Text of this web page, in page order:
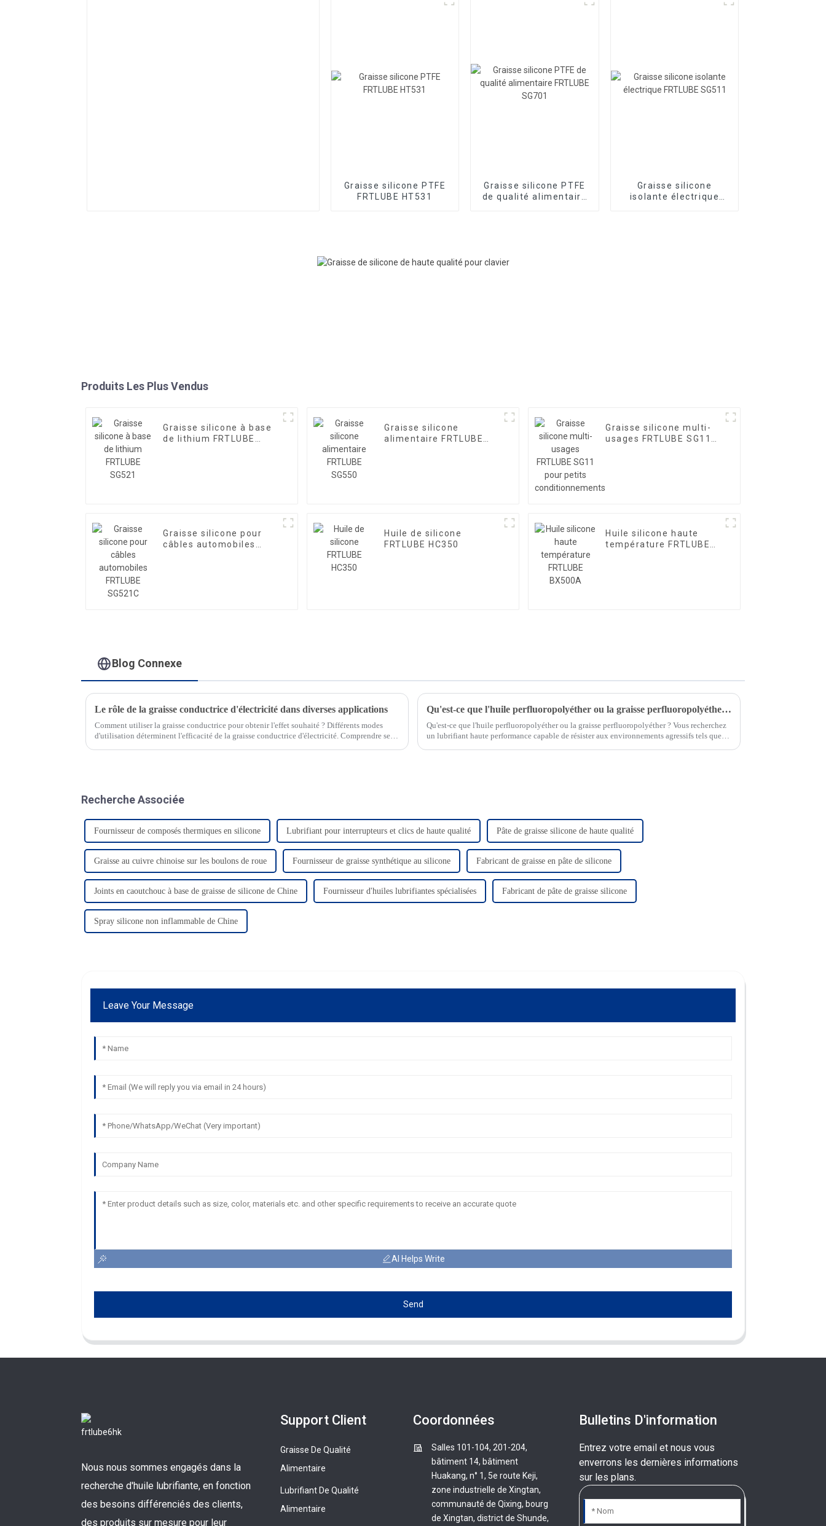
Graisse silicone PTFE
FRTLUBE HT531
Graisse silicone PTFE
de qualité alimentaire
Graisse silicone
isolante électrique
Produits Les Plus Vendus
Graisse silicone à base
de lithium FRTLUBE
Graisse silicone
alimentaire FRTLUBE
Graisse silicone multi-
usages FRTLUBE SG11
Graisse silicone pour
câbles automobiles
Huile de silicone
FRTLUBE HC350
Huile silicone haute
température FRTLUBE
Blog Connexe
Le rôle de la graisse conductrice d'électricité dans diverses applications
Comment utiliser la graisse conductrice pour obtenir l'effet souhaité ? Différents modes
d'utilisation déterminent l'efficacité de la graisse conductrice d'électricité. Comprendre ses
Qu'est-ce que l'huile perfluoropolyéther ou la graisse perfluoropolyéther ?
Qu'est-ce que l'huile perfluoropolyéther ou la graisse perfluoropolyéther ? Vous recherchez
un lubrifiant haute performance capable de résister aux environnements agressifs tels que
Recherche Associée
Fournisseur de composés thermiques en silicone Lubrifiant pour interrupteurs et clics de haute qualité Pâte de graisse silicone de haute qualité
Graisse au cuivre chinoise sur les boulons de roue Fournisseur de graisse synthétique au silicone Fabricant de graisse en pâte de silicone
Joints en caoutchouc à base de graisse de silicone de Chine Fournisseur d'huiles lubrifiantes spécialisées Fabricant de pâte de graisse silicone
Spray silicone non inflammable de Chine
Leave Your Message
AI Helps Write
Send
Nous nous sommes engagés dans la
recherche d'huile lubrifiante, en fonction
des besoins différenciés des clients,
des produits sur mesure pour leur
Support Client
Graisse De Qualité
Alimentaire
Lubrifiant De Qualité
Alimentaire
Coordonnées
Salles 101-104, 201-204,
bâtiment 14, bâtiment
Huakang, n° 1, 5e route Keji,
zone industrielle de Xingtan,
communauté de Qixing, bourg
de Xingtan, district de Shunde,
Bulletins D'information
Entrez votre email et nous vous
enverrons les dernières informations
sur les plans.